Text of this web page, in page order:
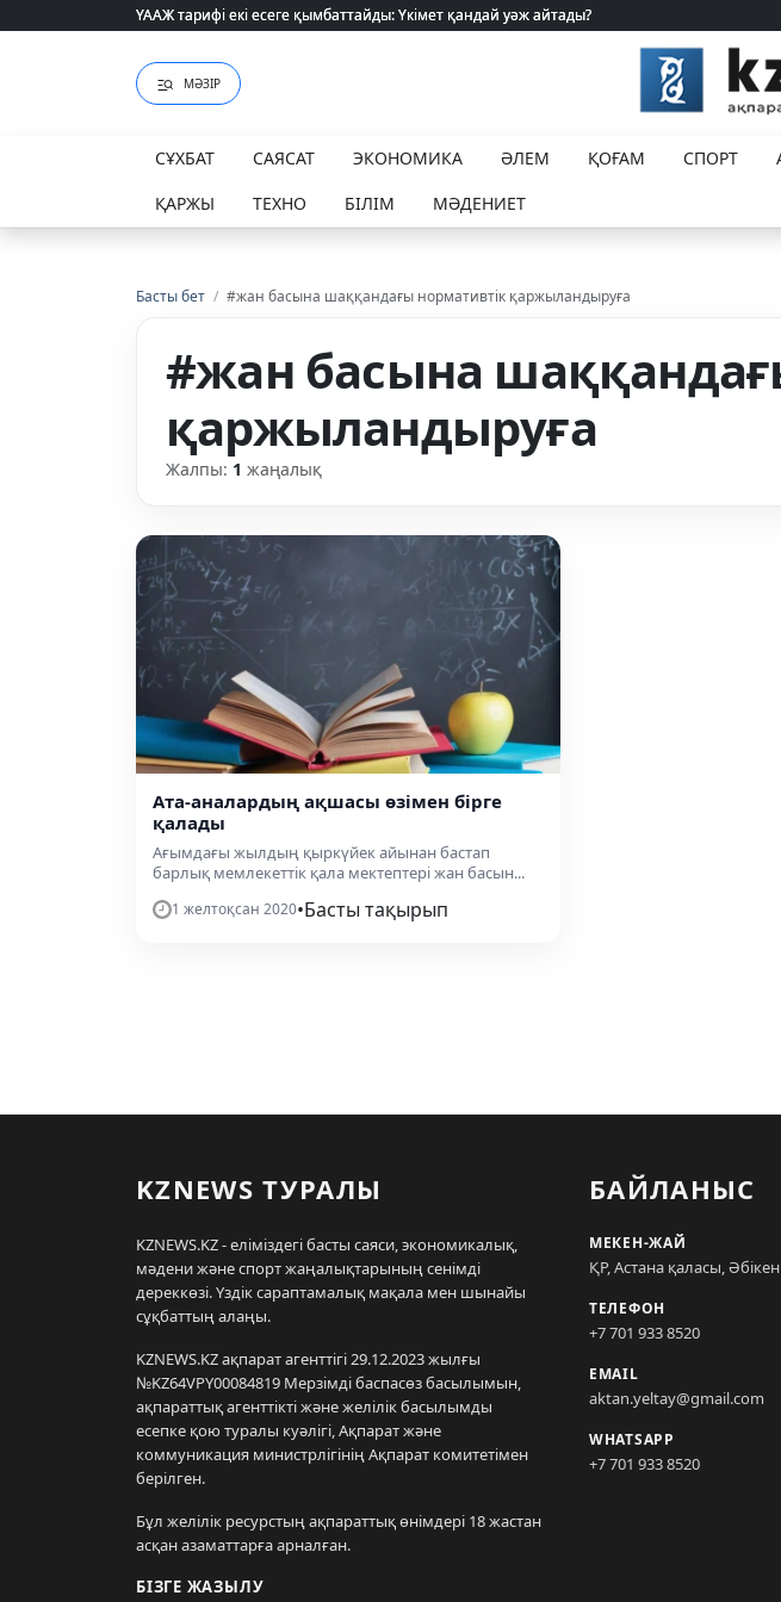
ҮААЖ тарифі екі есеге қымбаттайды: Үкімет қандай уәж айтады?
ҮААЖ тарифі екі есеге қымбаттайды: Үкімет қандай уәж айтады?
МӘЗІР
СҰХБАТ САЯСАТ ЭКОНОМИКА ӘЛЕМ ҚОҒАМ СПОРТ
ҚАРЖЫ
ТЕХНО БІЛІМ МӘДЕНИЕТ
Басты бет / #жан басына шаққандағы нормативтік қаржыландыруға
#жан басына
қаржыландыруға
Жалпы: 1 жаңалық
Ата-аналардың ақшасы өзімен бірге
қалады
Ағымдағы жылдың қыркүйек айынан бастап
барлық мемлекеттік қала мектептері жан басын...
1 желтоқсан 2020•Басты тақырып
KZNEWS ТУРАЛЫ
KZNEWS.KZ - еліміздегі басты саяси, экономикалық,
мәдени және спорт жаңалықтарының сенімді
дереккөзі. Үздік сараптамалық мақала мен шынайы
сұқбаттың алаңы.
KZNEWS.KZ ақпарат агенттігі 29.12.2023 жылғы
№KZ64VPY00084819 Мерзімді баспасөз басылымын,
ақпараттық агенттікті және желілік басылымды
есепке қою туралы куәлігі, Ақпарат және
коммуникация министрлігінің Ақпарат комитетімен
берілген.
Бұл желілік ресурстың ақпараттық өнімдері 18 жастан
асқан азаматтарға арналған.
БІЗГЕ ЖАЗЫЛУ
БАЙЛАНЫС
МЕКЕН-ЖАЙ
ҚР, Астана қаласы,
ТЕЛЕФОН
+7 701 933 8520
EMAIL
aktan.yeltay@gmail.com
WHATSAPP
+7 701 933 8520